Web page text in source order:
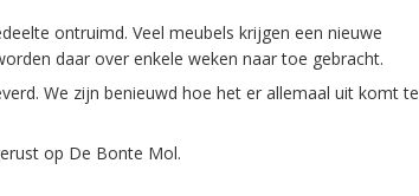
ontruimd. Veel meubels krijgen een nieuwe
daar over enkele weken naar toe gebracht.
We zijn benieuwd hoe het er allemaal uit komt te
op De Bonte Mol.